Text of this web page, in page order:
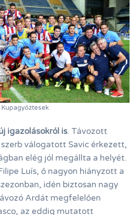
Kupagyőztesek
igazolásokról is. Távozott
válogatott Savic érkezett,
elég jól megállta a helyét.
Luís, ő nagyon hiányzott a
idén biztosan nagy
Ardát megfelelően
az eddig mutatott